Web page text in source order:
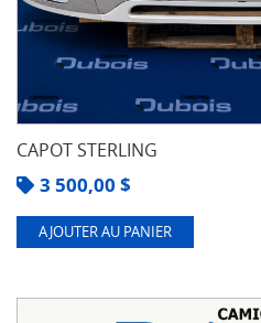
CAPOT STERLING
3 500,00 $
AJOUTER AU PANIER